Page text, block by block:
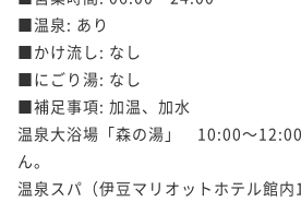
■温泉: あり
■かけ流し: なし
■にごり湯: なし
■補足事項: 加温、加水
温泉大浴場「森の湯」　10:00～
ん。
温泉スパ（伊豆マリオットホテル館